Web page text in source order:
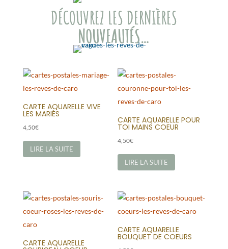
DÉCOUVREZ LES DERNIÈRES
NOUVEAUTÉS…
CARTE AQUARELLE VIVE
LES MARIÉS
4,50€
LIRE LA SUITE
CARTE AQUARELLE POUR
TOI MAINS COEUR
4,50€
LIRE LA SUITE
CARTE AQUARELLE
CARTE AQUARELLE
BOUQUET DE COEURS